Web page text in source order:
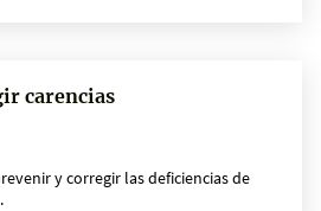
carencias
y corregir las deficiencias de